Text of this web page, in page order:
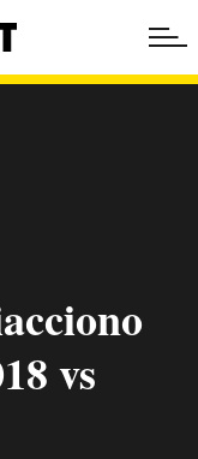
vs